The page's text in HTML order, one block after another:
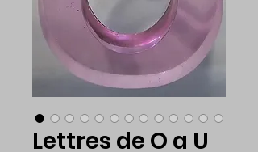
Lettres de O a U